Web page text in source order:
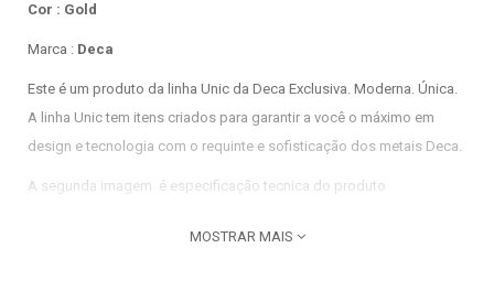
Cor : Gold
Marca : Deca
Este é um produto da linha Unic da Deca Exclusiva. Moderna. Única.
A linha Unic tem itens criados para garantir a você o máximo em
design e tecnologia com o requinte e sofisticação dos metais Deca.
A segunda imagem é especificação tecnica do produto
MOSTRAR MAIS